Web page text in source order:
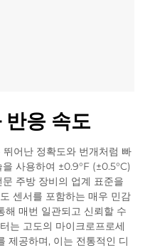
응 속도
어난 정확도와 번개처럼 빠
사용하여 ±0.9°F (±0.5°C)
주방 장비의 업계 표준을
센서를 포함하는 매우 민감
해 매번 일관되고 신뢰할 수
는 고도의 마이크로프로세
제공하며, 이는 전통적인 디